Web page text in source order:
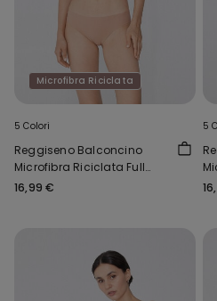
Microfibra Riciclata
5 Colori
Reggiseno Balconcino
Microfibra Riciclata Full
Coverage Prague
16,99 €
5